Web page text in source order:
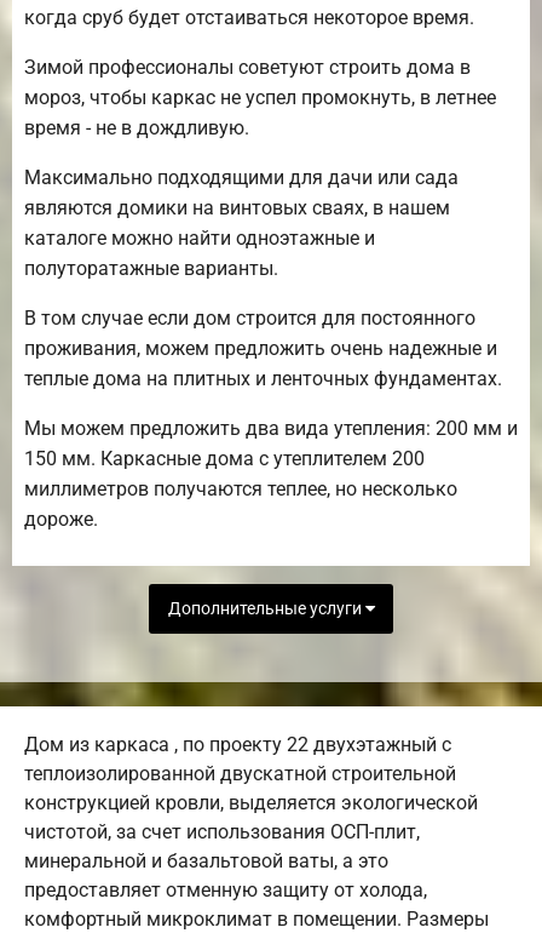
когда сруб будет отстаиваться некоторое время.
Зимой профессионалы советуют строить дома в
мороз, чтобы каркас не успел промокнуть, в летнее
время - не в дождливую.
Максимально подходящими для дачи или сада
являются домики на винтовых сваях, в нашем
каталоге можно найти одноэтажные и
полуторатажные варианты.
В том случае если дом строится для постоянного
проживания, можем предложить очень надежные и
теплые дома на плитных и ленточных фундаментах.
Мы можем предложить два вида утепления: 200 мм и
150 мм. Каркасные дома с утеплителем 200
миллиметров получаются теплее, но несколько
дороже.
Дополнительные услуги
Дом из каркаса , по проекту 22 двухэтажный с
теплоизолированной двускатной строительной
конструкцией кровли, выделяется экологической
чистотой, за счет использования ОСП-плит,
минеральной и базальтовой ваты, а это
предоставляет отменную защиту от холода,
комфортный микроклимат в помещении. Размеры